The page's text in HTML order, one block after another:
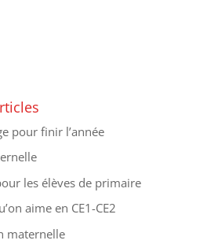
pour finir l’année
les élèves de primaire
aime en CE1-CE2
maternelle